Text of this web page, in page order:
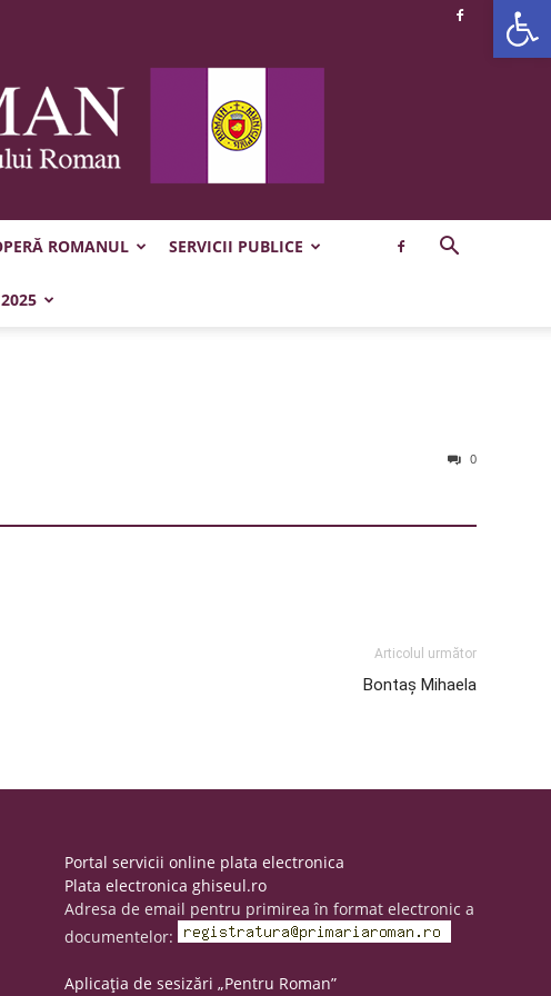
ROMANUL SERVICII PUBLICE
0
Articolul următor
Bontaș Mihaela
Portal servicii online plata electronica
Plata electronica ghiseul.ro
Adresa de email pentru primirea în format electronic a
documentelor:
Aplicația de sesizări „Pentru Roman”